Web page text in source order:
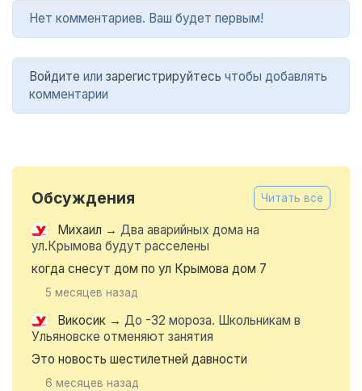
Нет комментариев. Ваш будет первым!
Войдите или зарегистрируйтесь чтобы добавлять
комментарии
Обсуждения Читать все
Михаил → Два аварийных дома на
ул.Крымова будут расселены
когда снесут дом по ул Крымова дом 7
5 месяцев назад
Викосик → До -32 мороза. Школьникам в
Ульяновске отменяют занятия
Это новость шестилетней давности
6 месяцев назад